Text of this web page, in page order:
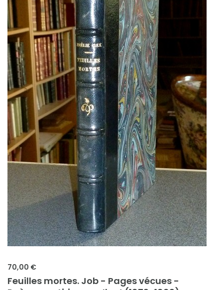
70,00 €
Feuilles mortes. Job - Pages vécues -